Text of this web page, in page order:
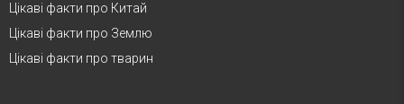
Цікаві факти про Китай
Цікаві факти про Землю
Цікаві факти про тварин